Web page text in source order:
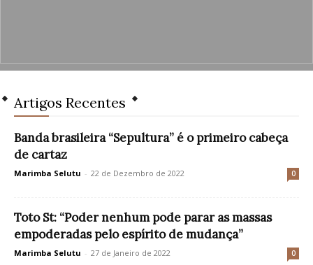
Artigos Recentes
Banda brasileira “Sepultura” é o primeiro cabeça
de cartaz
Marimba Selutu - 22 de Dezembro de 2022 0
Toto St: “Poder nenhum pode parar as massas
empoderadas pelo espírito de mudança”
Marimba Selutu - 27 de Janeiro de 2022 0